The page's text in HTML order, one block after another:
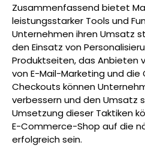
Zusammenfassend bietet
leistungsstarker Tools und
Unternehmen ihren Umsatz
den Einsatz von
Produktseiten, das Anbieten
von E-Mail-Marketing und
Checkouts können
verbessern und den Umsatz
Umsetzung dieser Taktiken
E-Commerce-Shop auf die
erfolgreich sein.